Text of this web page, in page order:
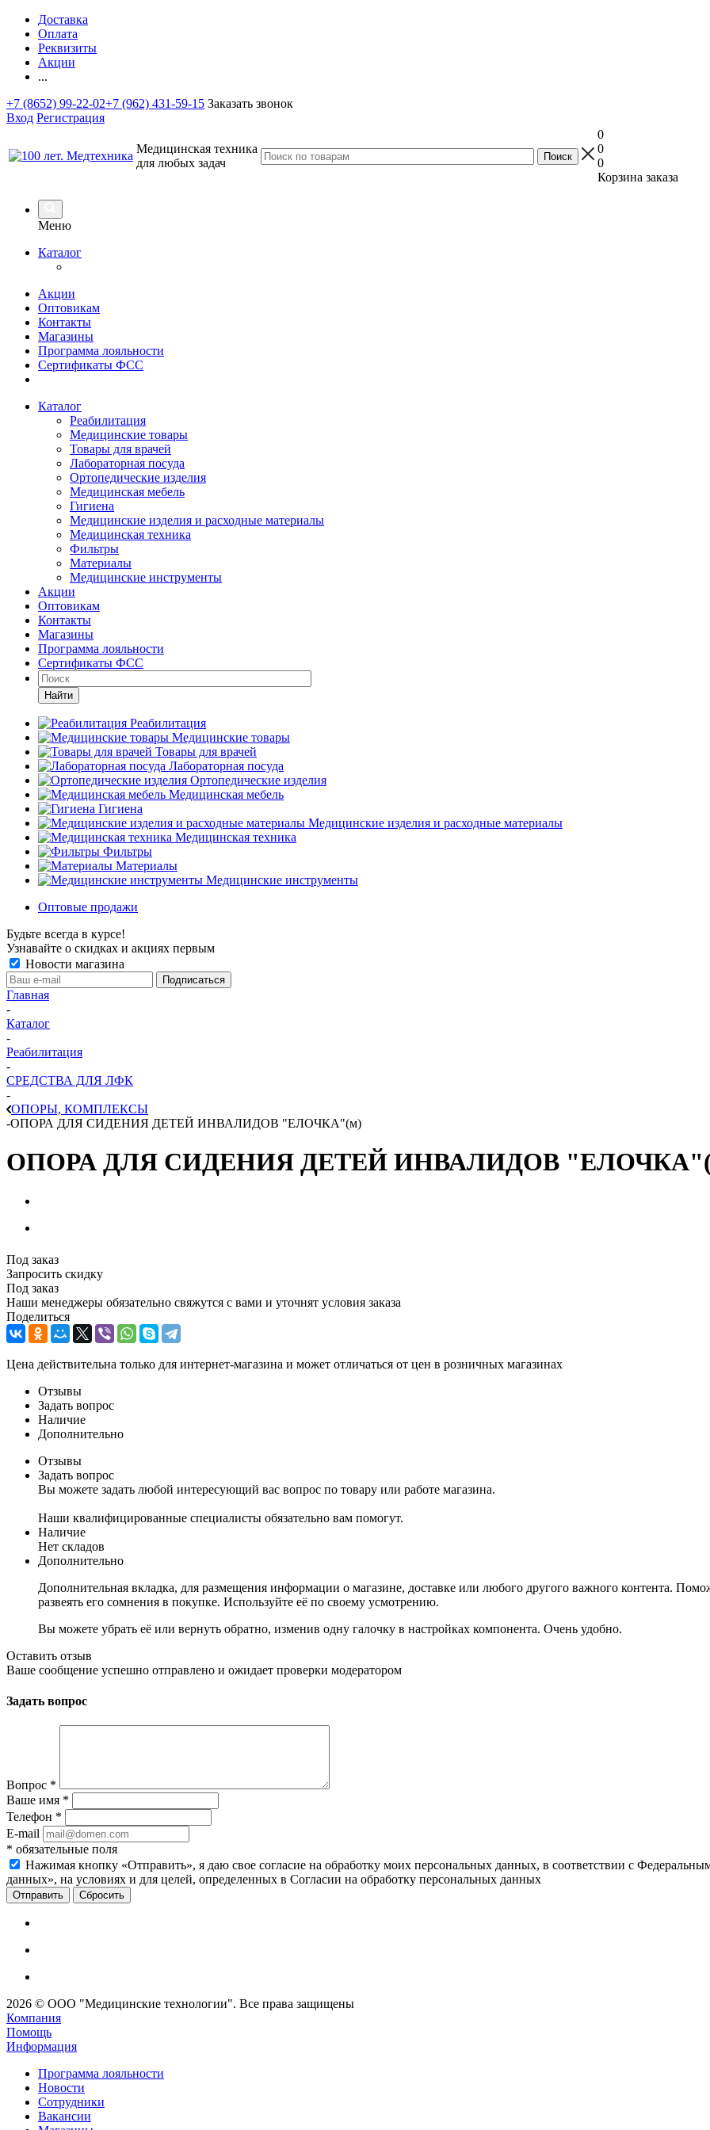
Доставка
Оплата
Реквизиты
Акции
...
+7 (8652) 99-22-02+7 (962) 431-59-15 Заказать звонок
Вход Регистрация
Медицинская техника
для любых задач
0
0
0
Корзина заказа
Меню
Каталог
Акции
Оптовикам
Контакты
Магазины
Программа лояльности
Сертификаты ФСС
Каталог
Реабилитация
Медицинские товары
Товары для врачей
Лабораторная посуда
Ортопедические изделия
Медицинская мебель
Гигиена
Медицинские изделия и расходные материалы
Медицинская техника
Фильтры
Материалы
Медицинские инструменты
Акции
Оптовикам
Контакты
Магазины
Программа лояльности
Сертификаты ФСС
Найти
Реабилитация
Медицинские товары
Товары для врачей
Лабораторная посуда
Ортопедические изделия
Медицинская мебель
Гигиена
Медицинские изделия и расходные материалы
Медицинская техника
Фильтры
Материалы
Медицинские инструменты
Оптовые продажи
Будьте всегда в курсе!
Узнавайте о скидках и акциях первым
Новости магазина
Главная
-
Каталог
-
Реабилитация
-
СРЕДСТВА ДЛЯ ЛФК
-
ОПОРЫ, КОМПЛЕКСЫ
-ОПОРА ДЛЯ СИДЕНИЯ ДЕТЕЙ ИНВАЛИДОВ "ЕЛОЧКА"(м)
ОПОРА ДЛЯ СИДЕНИЯ ДЕТЕЙ ИНВАЛИДОВ
Под заказ
Запросить скидку
Под заказ
Наши менеджеры обязательно свяжутся с вами и уточнят условия заказа
Поделиться
Цена действительна только для интернет-магазина и может отличаться от цен в розничных магазинах
Отзывы
Задать вопрос
Наличие
Дополнительно
Отзывы
Задать вопрос
Вы можете задать любой интересующий вас вопрос по товару или работе магазина.
Наши квалифицированные специалисты обязательно вам помогут.
Наличие
Нет складов
Дополнительно
Дополнительная вкладка, для размещения информации о магазине, доставке или любого другого важного контента.
развеять его сомнения в покупке. Используйте её по своему усмотрению.
Вы можете убрать её или вернуть обратно, изменив одну галочку в настройках компонента. Очень удобно.
Оставить отзыв
Ваше сообщение успешно отправлено и ожидает проверки модератором
Задать вопрос
Вопрос *
Ваше имя *
Телефон *
E-mail
* обязательные поля
Нажимая кнопку «Отправить», я даю свое согласие на обработку моих персональных данных, в соответствии с
данных», на условиях и для целей, определенных в Согласии на обработку персональных данных
Сбросить
2026 © ООО "Медицинские технологии". Все права защищены
Компания
Помощь
Информация
Программа лояльности
Новости
Сотрудники
Вакансии